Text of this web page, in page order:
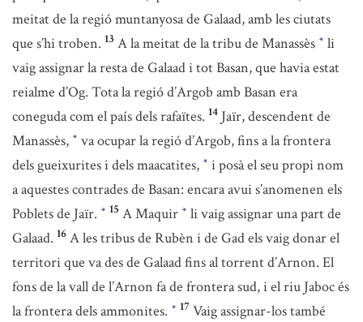
meitat de la regió muntanyosa de Galaad, amb les ciutats
que s’hi troben. 13 A la meitat de la tribu de Manassès * li
vaig assignar la resta de Galaad i tot Basan, que havia estat
reialme d’Og. Tota la regió d’Argob amb Basan era
coneguda com el país dels rafaïtes. 14 Jaïr, descendent de
Manassès, * va ocupar la regió d’Argob, fins a la frontera
dels gueixurites i dels maacatites, * i posà el seu propi nom
a aquestes contrades de Basan: encara avui s’anomenen els
Poblets de Jaïr. * 15 A Maquir * li vaig assignar una part de
Galaad. 16 A les tribus de Rubèn i de Gad els vaig donar el
territori que va des de Galaad fins al torrent d’Arnon. El
fons de la vall de l’Arnon fa de frontera sud, i el riu Jaboc és
la frontera dels ammonites. * 17 Vaig assignar-los també